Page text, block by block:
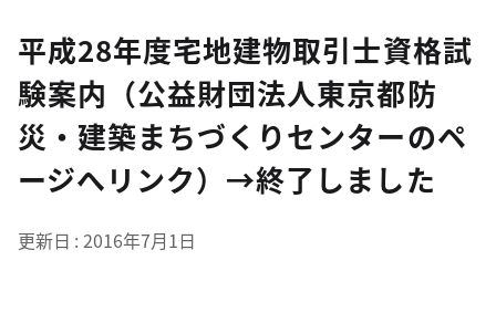
平成28年度宅地建物取引士資格試
験案内（公益財団法人東京都防
災・建築まちづくりセンターのペ
ージへリンク）→終了しました
更新日 2016年7月1日